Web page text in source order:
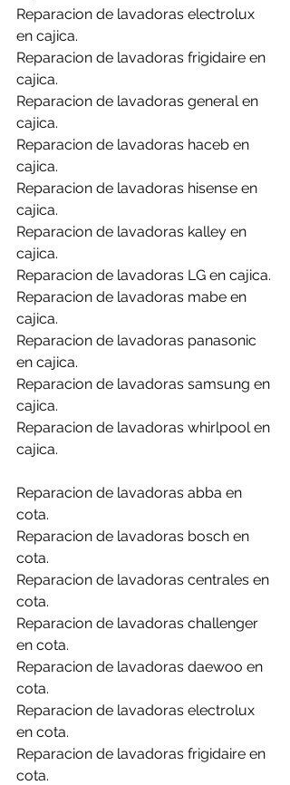
Reparacion de lavadoras electrolux
en cajica.
Reparacion de lavadoras frigidaire en
cajica.
Reparacion de lavadoras general en
cajica.
Reparacion de lavadoras haceb en
cajica.
Reparacion de lavadoras hisense en
cajica.
Reparacion de lavadoras kalley en
cajica.
Reparacion de lavadoras LG en cajica.
Reparacion de lavadoras mabe en
cajica.
Reparacion de lavadoras panasonic
en cajica.
Reparacion de lavadoras samsung en
cajica.
Reparacion de lavadoras whirlpool en
cajica.
Reparacion de lavadoras abba en
cota.
Reparacion de lavadoras bosch en
cota.
Reparacion de lavadoras centrales en
cota.
Reparacion de lavadoras challenger
en cota.
Reparacion de lavadoras daewoo en
cota.
Reparacion de lavadoras electrolux
en cota.
Reparacion de lavadoras frigidaire en
cota.